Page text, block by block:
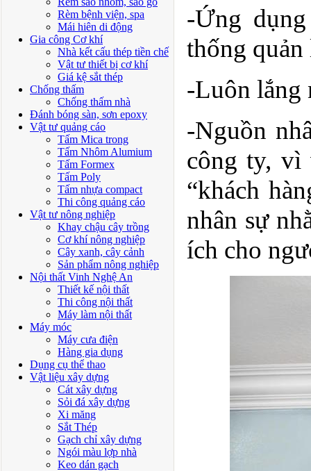
Rèm bệnh viện, spa
Mái hiên di động
Gia công Cơ khí
Nhà kết cấu thép tiền chế
Vật tư thiết bị cơ khí
Giá kệ sắt thép
Chống thấm
Chống thấm nhà
Đánh bóng sàn, sơn epoxy
Vật tư quảng cáo
Tấm Mica trong
Tấm Nhôm Alumium
Tấm Formex
Tấm Poly
Tấm nhựa compact
Thi công quảng cáo
Vật tư nông nghiệp
Khay chậu cây trồng
Cơ khí nông nghiệp
Cây xanh, cây cảnh
Sản phẩm nông nghiệp
Nội thất Vinh Nghệ An
Thiết kế nội thất
Thi công nội thất
Máy làm nội thất
Máy móc
Máy cưa điện
Hàng gia dụng
Dụng cụ thể thao
Vật liệu xây dựng
Cát xây dựng
Sỏi đá xây dựng
Xi măng
Sắt Thép
Gạch chỉ xây dựng
Ngói màu lợp nhà
Keo dán gạch
-Ứng
thống
-Luôn lắng
-Nguồn
công ty, vì
“khách
nhân sự
ích cho